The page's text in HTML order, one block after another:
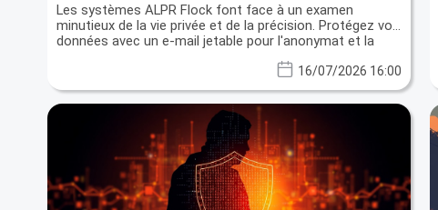
Les systèmes ALPR Flock font face à un examen
minutieux de la vie privée et de la précision. Protégez vos
données avec un e-mail jetable pour l'anonymat et la
16/07/2026 16:00